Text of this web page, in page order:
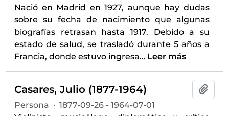
Nació en Madrid en 1927, aunque hay dudas
sobre su fecha de nacimiento que algunas
biografías retrasan hasta 1917. Debido a su
estado de salud, se trasladó durante 5 años a
Francia, donde estuvo ingresa… Leer más
Casares, Julio (1877-1964)
Persona · 1877-09-26 - 1964-07-01